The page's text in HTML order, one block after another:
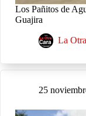
Los Pañitos de
Guajira
La
25